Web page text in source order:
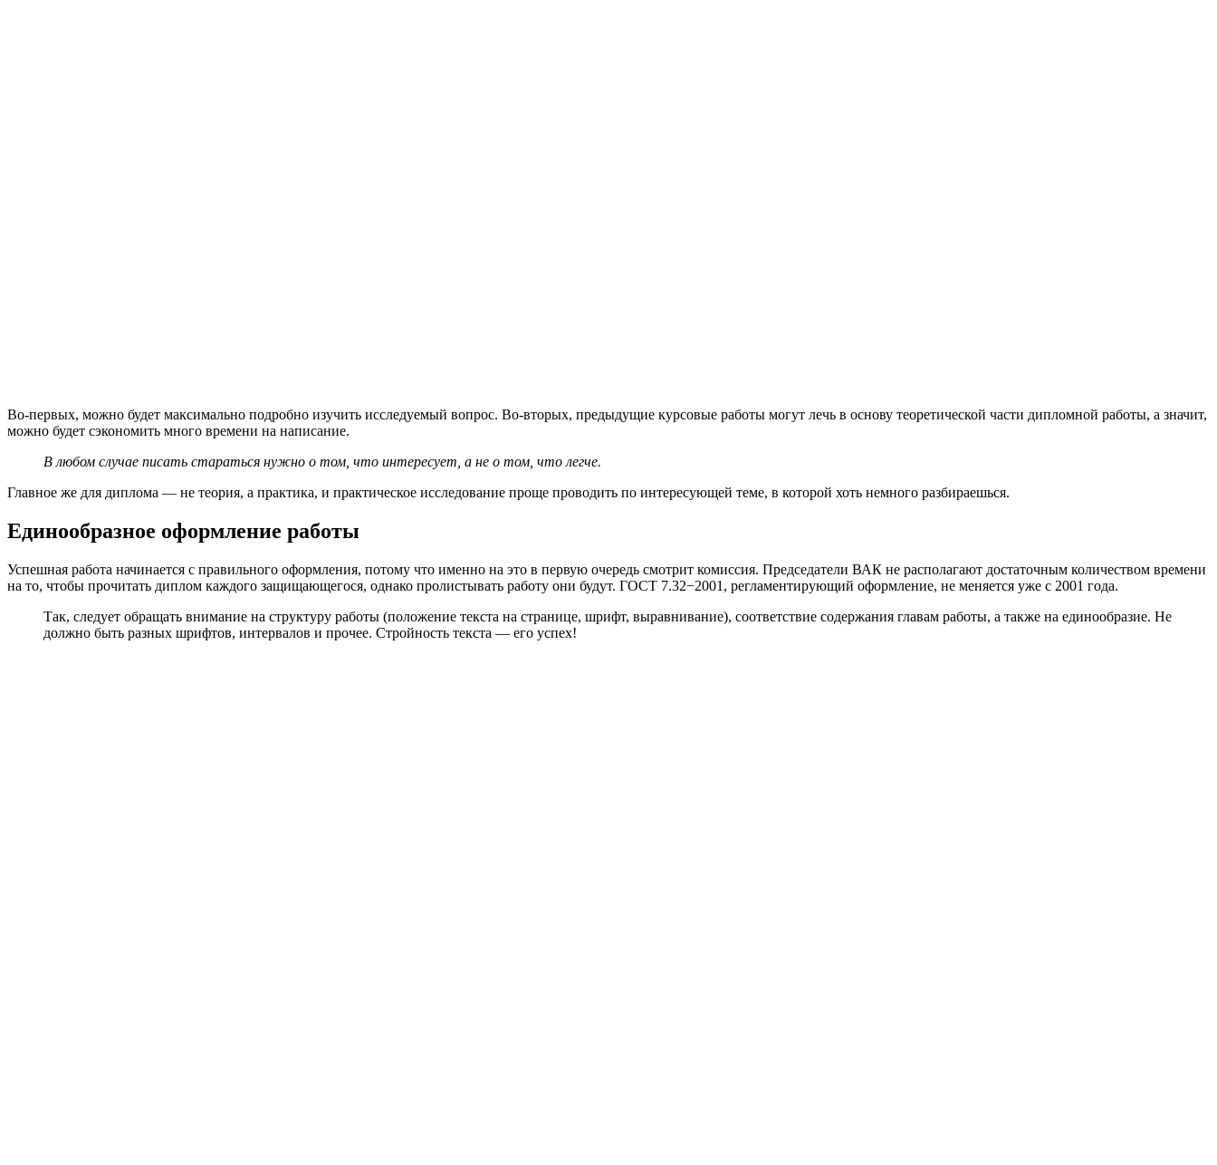
Во-первых, можно будет максимально подробно изучить исследуемый вопрос. Во-вторых, предыдущие курсовые работы могут лечь в основу теоретической части дипломной работы, а значит,
можно будет сэкономить много времени на написание.
В любом случае писать стараться нужно о том, что интересует, а не о том, что легче.
Главное же для диплома — не теория, а практика, и практическое исследование проще проводить по интересующей теме, в которой хоть немного разбираешься.
Единообразное оформление работы
Успешная работа начинается с правильного оформления, потому что именно на это в первую очередь смотрит комиссия. Председатели ВАК не располагают достаточным количеством времени
на то, чтобы прочитать диплом каждого защищающегося, однако пролистывать работу они будут. ГОСТ 7.32−2001, регламентирующий оформление, не меняется уже с 2001 года.
Так, следует обращать внимание на структуру работы (положение текста на странице, шрифт, выравнивание), соответствие содержания главам работы, а также на единообразие. Не
должно быть разных шрифтов, интервалов и прочее. Стройность текста — его успех!